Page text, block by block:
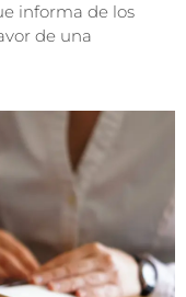
informa de los
de una